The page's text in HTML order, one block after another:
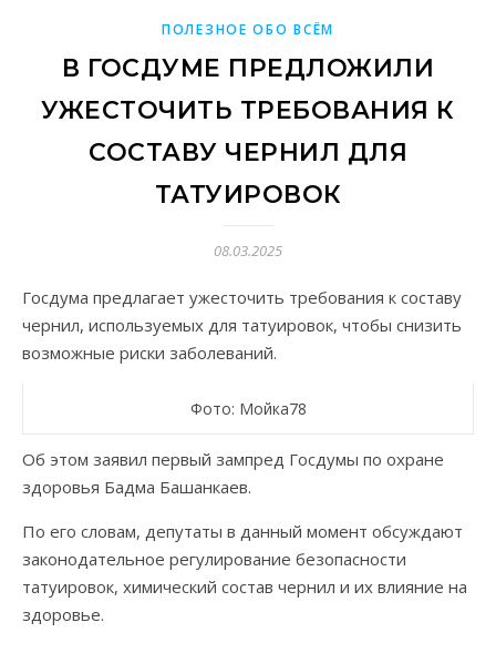
ПОЛЕЗНОЕ ОБО ВСЁМ
В ГОСДУМЕ ПРЕДЛОЖИЛИ
УЖЕСТОЧИТЬ ТРЕБОВАНИЯ К
СОСТАВУ ЧЕРНИЛ ДЛЯ
ТАТУИРОВОК
08.03.2025
Госдума предлагает ужесточить требования к составу
чернил, используемых для татуировок, чтобы снизить
возможные риски заболеваний.
Фото: Мойка78
Об этом заявил первый зампред Госдумы по охране
здоровья Бадма Башанкаев.
По его словам, депутаты в данный момент обсуждают
законодательное регулирование безопасности
татуировок, химический состав чернил и их влияние на
здоровье.